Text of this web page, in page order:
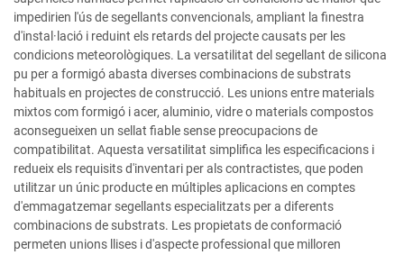
impedirien l'ús de segellants convencionals, ampliant la finestra
d'instal·lació i reduint els retards del projecte causats per les
condicions meteorològiques. La versatilitat del segellant de silicona
pu per a formigó abasta diverses combinacions de substrats
habituals en projectes de construcció. Les unions entre materials
mixtos com formigó i acer, aluminio, vidre o materials compostos
aconsegueixen un sellat fiable sense preocupacions de
compatibilitat. Aquesta versatilitat simplifica les especificacions i
redueix els requisits d'inventari per als contractistes, que poden
utilitzar un únic producte en múltiples aplicacions en comptes
d'emmagatzemar segellants especialitzats per a diferents
combinacions de substrats. Les propietats de conformació
permeten unions llises i d'aspecte professional que milloren